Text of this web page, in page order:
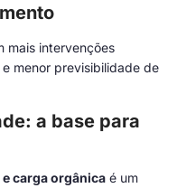
mais intervenções
menor previsibilidade de
a base para
carga orgânica é um